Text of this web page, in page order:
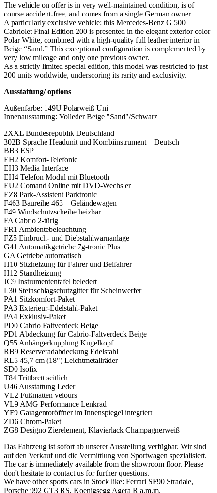
The vehicle on offer is in very well-maintained condition, is of
course accident-free, and comes from a single German owner.
A particularly exclusive vehicle: this Mercedes-Benz G 500
Cabriolet Final Edition 200 is presented in the elegant exterior color
Polar White, combined with a high-quality full leather interior in
Beige “Sand.” This exceptional configuration is complemented by
very low mileage and only one previous owner.
As a strictly limited special edition, this model was restricted to just
200 units worldwide, underscoring its rarity and exclusivity.
Ausstattung/ options
Außenfarbe: 149U Polarweiß Uni
Innenausstattung: Volleder Beige "Sand"/Schwarz
2XXL Bundesrepublik Deutschland
302B Sprache Headunit und Kombiinstrument – Deutsch
BB3 ESP
EH2 Komfort-Telefonie
EH3 Media Interface
EH4 Telefon Modul mit Bluetooth
EU2 Comand Online mit DVD-Wechsler
EZ8 Park-Assistent Parktronic
F463 Baureihe 463 – Geländewagen
F49 Windschutzscheibe heizbar
FA Cabrio 2-türig
FR1 Ambientebeleuchtung
FZ5 Einbruch- und Diebstahlwarnanlage
G41 Automatikgetriebe 7g-tronic Plus
GA Getriebe automatisch
H10 Sitzheizung für Fahrer und Beifahrer
H12 Standheizung
JC9 Instrumententafel beledert
L30 Steinschlagschutzgitter für Scheinwerfer
PA1 Sitzkomfort-Paket
PA3 Exterieur-Edelstahl-Paket
PA4 Exklusiv-Paket
PD0 Cabrio Faltverdeck Beige
PD1 Abdeckung für Cabrio-Faltverdeck Beige
Q55 Anhängerkupplung Kugelkopf
RB9 Reserveradabdeckung Edelstahl
RL5 45,7 cm (18") Leichtmetallräder
SD0 Isofix
T84 Trittbrett seitlich
U46 Ausstattung Leder
VL2 Fußmatten velours
VL9 AMG Performance Lenkrad
YF9 Garagentoröffner im Innenspiegel integriert
ZD6 Chrom-Paket
ZG8 Designo Zierelement, Klavierlack Champagnerweiß
Das Fahrzeug ist sofort ab unserer Ausstellung verfügbar. Wir sind
auf den Verkauf und die Vermittlung von Sportwagen spezialisiert.
The car is immediately available from the showroom floor. Please
don't hesitate to contact us for further questions.
We have other sports cars in Stock like: Ferrari SF90 Stradale,
Porsche 992 GT3 RS, Koenigsegg Agera R a.m.m.